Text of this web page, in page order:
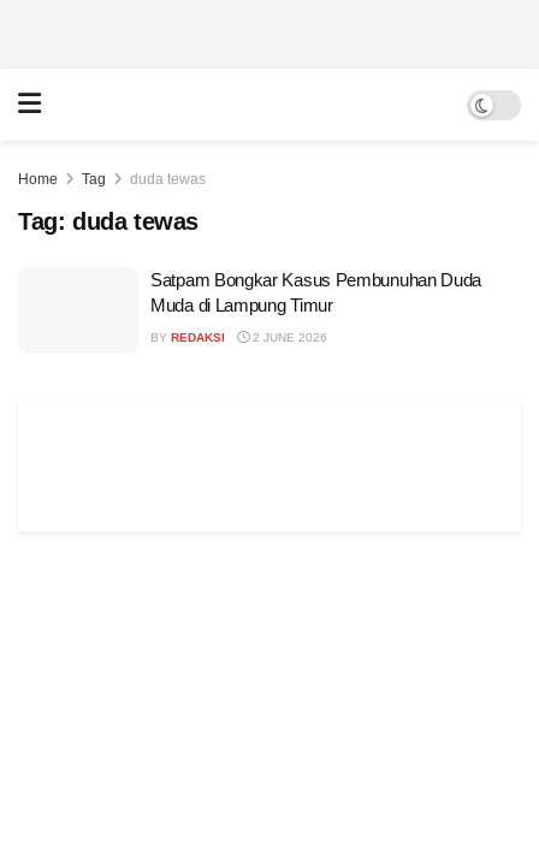
Home Tag duda tewas
Tag: duda tewas
Satpam Bongkar Kasus Pembunuhan Duda
Muda di Lampung Timur
BY REDAKSI 2 JUNE 2026